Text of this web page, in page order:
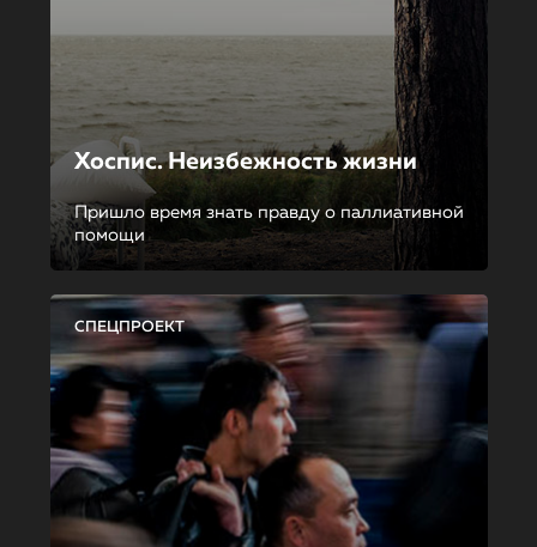
Хоспис. Неизбежность жизни
Пришло время знать правду о паллиативной
помощи
СПЕЦПРОЕКТ